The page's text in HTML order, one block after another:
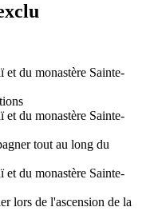
tout au long du
lors de l'ascension de la